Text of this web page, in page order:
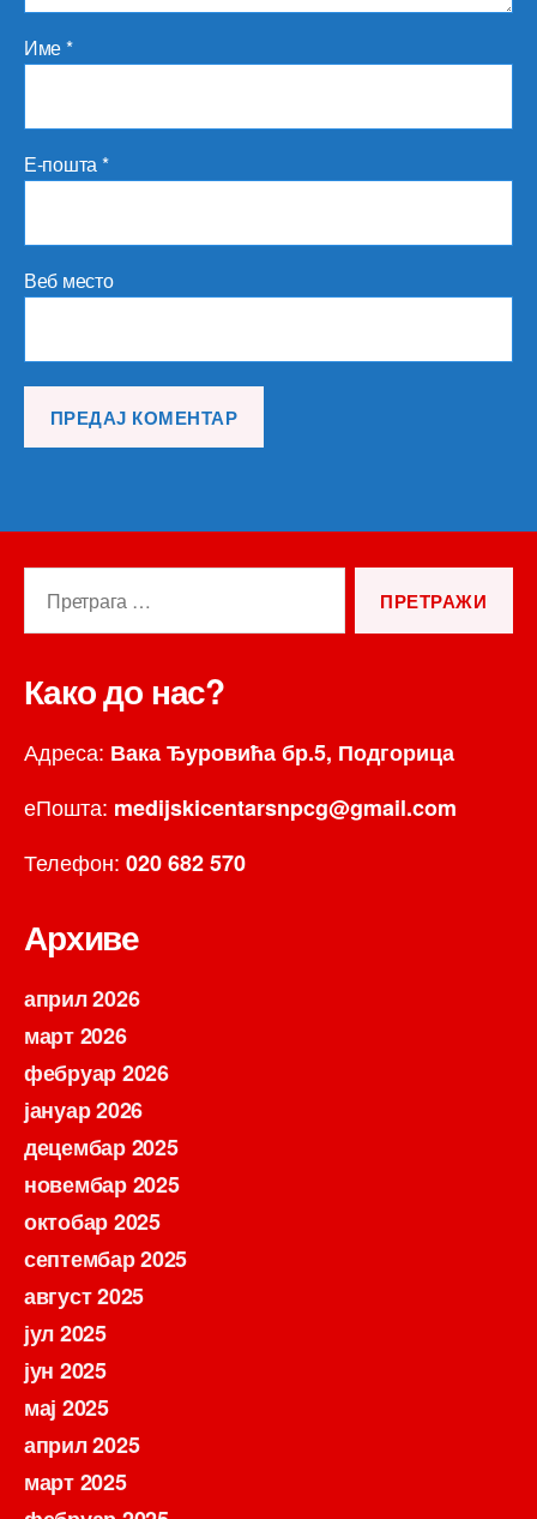
Име*
Е-пошта*
Веб место
Како до нас?
Адреса: Вака Ђуровића бр.5, Подгорица
еПошта: medijskicentarsnpcg@gmail.com
Телефон: 020 682 570
Архиве
април 2026
март 2026
фебруар 2026
јануар 2026
децембар 2025
новембар 2025
октобар 2025
септембар 2025
август 2025
јул 2025
јун 2025
мај 2025
април 2025
март 2025